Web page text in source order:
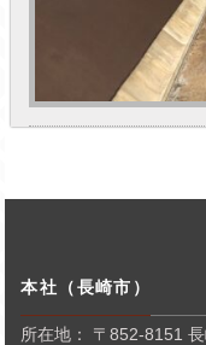
本社（長崎市）
所在地： 〒852-8151